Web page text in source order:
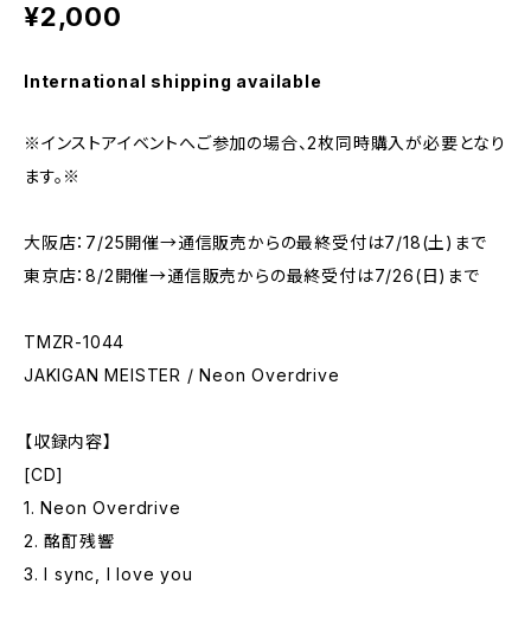
¥2,000
International shipping available
※インストアイベントへご参加の場合、2枚同時購入が必要となり
ます。※
大阪店：7/25開催→通信販売からの最終受付は7/18(土)まで
東京店：8/2開催→通信販売からの最終受付は7/26(日)まで
TMZR-1044
JAKIGAN MEISTER / Neon Overdrive
【収録内容】
[CD]
1. Neon Overdrive
2. 酩酊残響
3. I sync, I love you